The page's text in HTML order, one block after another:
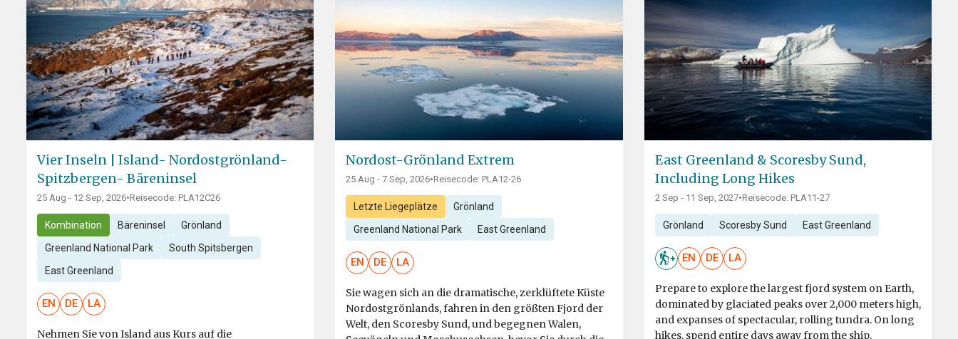
Vier Inseln | Island- Nordostgrönland-
Spitzbergen- Bäreninsel
25 Aug - 12 Sep, 2026•Reisecode: PLA12C26
Kombination Bäreninsel Grönland
Greenland National Park South Spitsbergen
East Greenland
EN DE LA
Nehmen Sie von Island aus Kurs auf die
Nordost-Grönland Extrem
25 Aug - 7 Sep, 2026•Reisecode: PLA12-26
Letzte Liegeplätze Grönland
Greenland National Park East Greenland
EN DE LA
Sie wagen sich an die dramatische, zerklüftete Küste
Nordostgrönlands, fahren in den größten Fjord der
Welt, den Scoresby Sund, und begegnen Walen,
East Greenland & Scoresby Sund,
Including Long Hikes
2 Sep - 11 Sep, 2027•Reisecode: PLA11-27
Grönland Scoresby Sund East Greenland
EN DE LA
Prepare to explore the largest fjord system on Earth,
dominated by glaciated peaks over 2,000 meters high,
and expanses of spectacular, rolling tundra. On long
hikes, spend entire days away from the ship,